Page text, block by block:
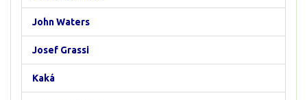
John Waters
Josef Grassi
Kaká